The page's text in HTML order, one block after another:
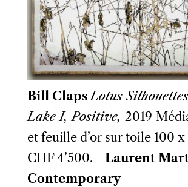
Bill ClapsLotus
Lake I, Positive, 2019
et feuille d’or sur toile 100 x
CHF 4’500.– Laurent
Contemporary